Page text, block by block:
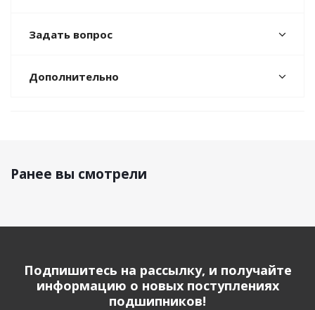
Задать вопрос
Дополнительно
Ранее вы смотрели
Подпишитесь на рассылку, и получайте
информацию о новых поступлениях
подшипников!